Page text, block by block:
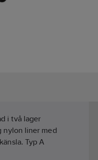
i två lager
nylon liner med
Typ A